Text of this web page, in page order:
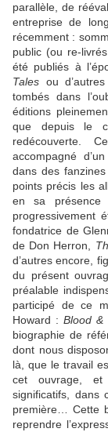
parallèle, de
entreprise de
récemment :
public (ou re-
été publiés à
Tales ou
tombés dans
éditions
que depuis le
redécouverte.
accompagné
dans des
points précis les
en sa présence
progressivement
fondatrice de
de Don Herron,
d’autres encore,
du présent
préalable
participé de ce
Howard : Blood &
biographie de
dont nous
là, que le travail
cet ouvrage, et
significatifs, dans
première… Cette
reprendre